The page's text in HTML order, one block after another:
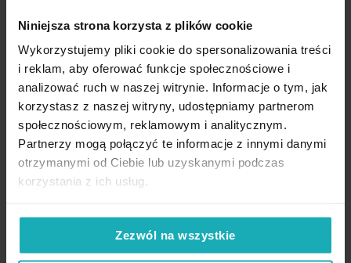
Niniejsza strona korzysta z plików cookie
Wykorzystujemy pliki cookie do spersonalizowania treści
i reklam, aby oferować funkcje społecznościowe i
analizować ruch w naszej witrynie. Informacje o tym, jak
korzystasz z naszej witryny, udostępniamy partnerom
społecznościowym, reklamowym i analitycznym.
Partnerzy mogą połączyć te informacje z innymi danymi
otrzymanymi od Ciebie lub uzyskanymi podczas
korzystania z ich usług.
Zezwól na wszystkie
Zobacz produkt